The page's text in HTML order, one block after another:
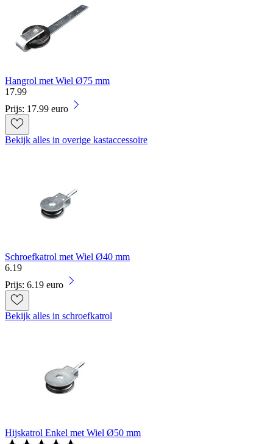
Hangrol met Wiel Ø75 mm
17.99
Prijs: 17.99 euro
Bekijk alles in overige kastaccessoire
Schroefkatrol met Wiel Ø40 mm
6.19
Prijs: 6.19 euro
Bekijk alles in schroefkatrol
Hijskatrol Enkel met Wiel Ø50 mm